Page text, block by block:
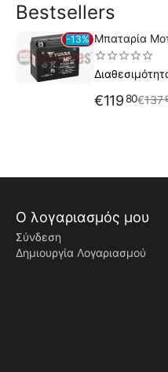
Bestsellers
13% Μπαταρία
€11980€137
Ο λογαριασμός μου
Σύνδεση
Δημιουργία Λογαριασμού